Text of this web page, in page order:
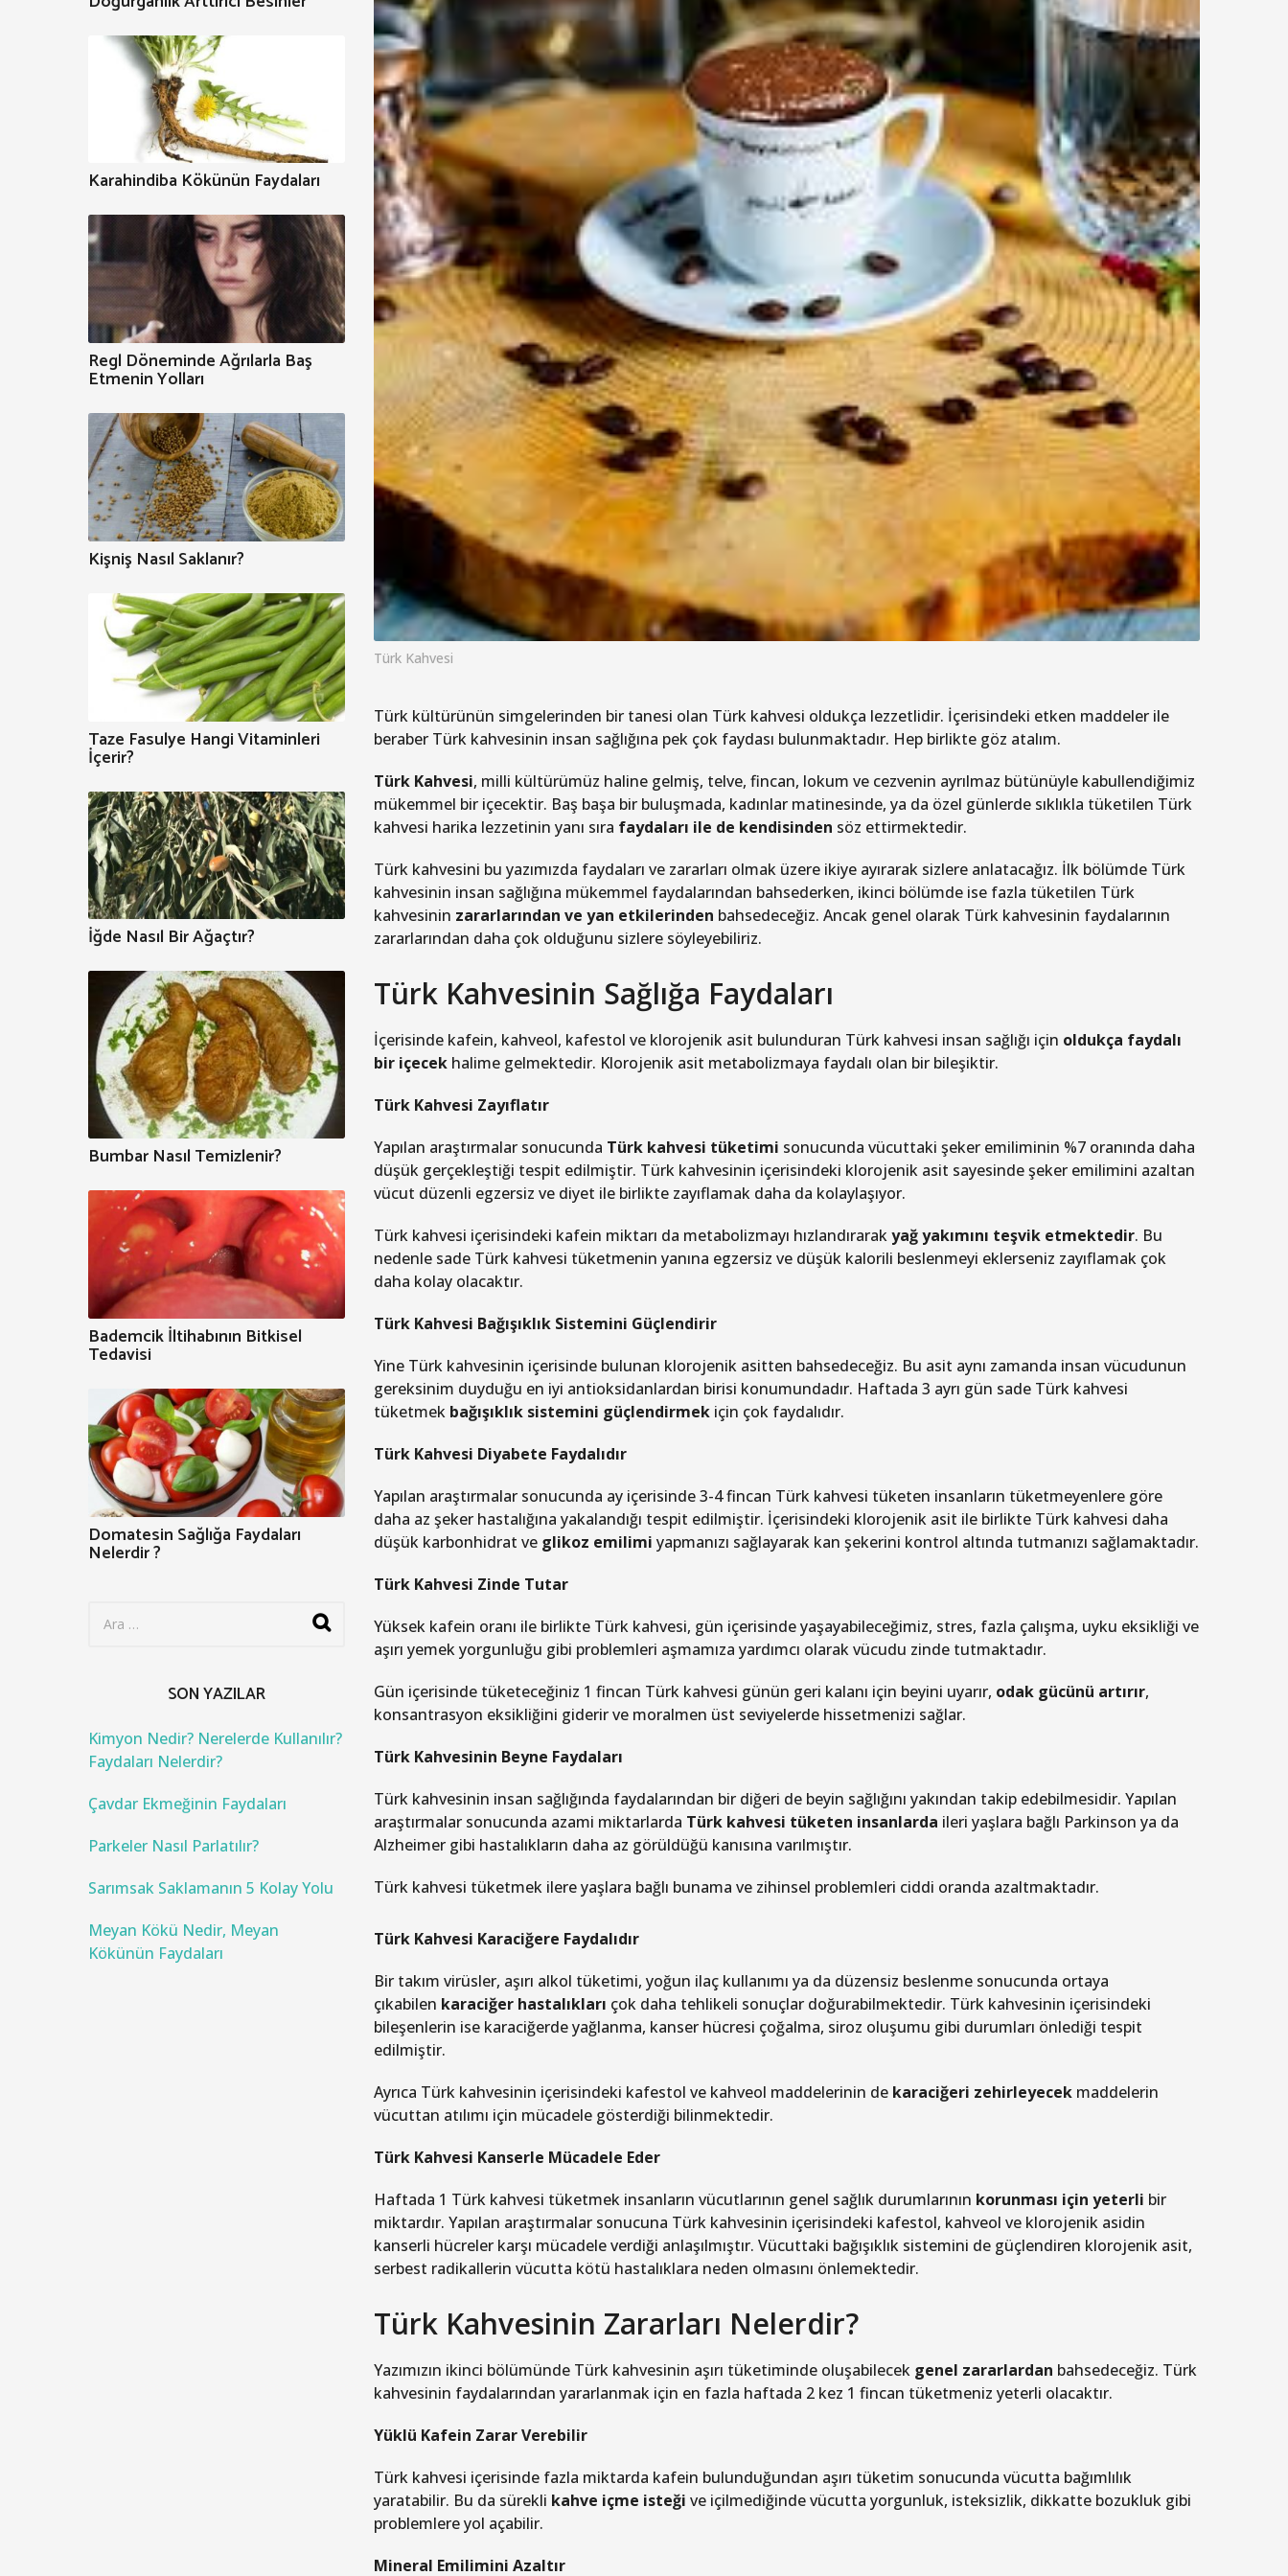
Türk Kahvesi
Türk kültürünün simgelerinden bir tanesi olan Türk kahvesi oldukça lezzetlidir. İçerisindeki etken maddeler ile
beraber Türk kahvesinin insan sağlığına pek çok faydası bulunmaktadır. Hep birlikte göz atalım.
Türk Kahvesi, milli kültürümüz haline gelmiş, telve, fincan, lokum ve cezvenin ayrılmaz bütünüyle kabullendiğimiz
mükemmel bir içecektir. Baş başa bir buluşmada, kadınlar matinesinde, ya da özel günlerde sıklıkla tüketilen Türk
kahvesi harika lezzetinin yanı sıra faydaları ile de kendisinden söz ettirmektedir.
Türk kahvesini bu yazımızda faydaları ve zararları olmak üzere ikiye ayırarak sizlere anlatacağız. İlk bölümde Türk
kahvesinin insan sağlığına mükemmel faydalarından bahsederken, ikinci bölümde ise fazla tüketilen Türk
kahvesinin zararlarından ve yan etkilerinden bahsedeceğiz. Ancak genel olarak Türk kahvesinin faydalarının
zararlarından daha çok olduğunu sizlere söyleyebiliriz.
Türk Kahvesinin Sağlığa Faydaları
İçerisinde kafein, kahveol, kafestol ve klorojenik asit bulunduran Türk kahvesi insan sağlığı için oldukça faydalı
bir içecekhalime gelmektedir. Klorojenik asit metabolizmaya faydalı olan bir bileşiktir.
Türk Kahvesi Zayıflatır
Yapılan araştırmalar sonucunda Türk kahvesi tüketimi sonucunda vücuttaki şeker emiliminin %7 oranında daha
düşük gerçekleştiği tespit edilmiştir. Türk kahvesinin içerisindeki klorojenik asit sayesinde şeker emilimini azaltan
vücut düzenli egzersiz ve diyet ile birlikte zayıflamak daha da kolaylaşıyor.
Türk kahvesi içerisindeki kafein miktarı da metabolizmayı hızlandırarakyağ yakımını teşvik etmektedir. Bu
nedenle sade Türk kahvesi tüketmenin yanına egzersiz ve düşük kalorili beslenmeyi eklerseniz zayıflamak çok
daha kolay olacaktır.
Türk Kahvesi Bağışıklık Sistemini Güçlendirir
Yine Türk kahvesinin içerisinde bulunan klorojenik asitten bahsedeceğiz. Bu asit aynı zamanda insan vücudunun
gereksinim duyduğu en iyi antioksidanlardan birisi konumundadır. Haftada 3 ayrı gün sade Türk kahvesi
tüketmek bağışıklık sistemini güçlendirmekiçin çok faydalıdır.
Türk Kahvesi Diyabete Faydalıdır
Yapılan araştırmalar sonucunda ay içerisinde 3-4 fincan Türk kahvesi tüketen insanların tüketmeyenlere göre
daha az şeker hastalığına yakalandığı tespit edilmiştir. İçerisindeki klorojenik asit ile birlikte Türk kahvesi daha
düşük karbonhidrat veglikoz emilimi yapmanızı sağlayarak kan şekerini kontrol altında tutmanızı sağlamaktadır.
Türk Kahvesi Zinde Tutar
Yüksek kafein oranı ile birlikte Türk kahvesi, gün içerisinde yaşayabileceğimiz, stres, fazla çalışma, uyku eksikliği ve
aşırı yemek yorgunluğu gibi problemleri aşmamıza yardımcı olarak vücudu zinde tutmaktadır.
Gün içerisinde tüketeceğiniz 1 fincan Türk kahvesi günün geri kalanı için beyini uyarır, odak gücünü artırır,
konsantrasyon eksikliğini giderir ve moralmen üst seviyelerde hissetmenizi sağlar.
Türk Kahvesinin Beyne Faydaları
Türk kahvesinin insan sağlığında faydalarından bir diğeri de beyin sağlığını yakından takip edebilmesidir. Yapılan
araştırmalar sonucunda azami miktarlarda Türk kahvesi tüketen insanlarda ileri yaşlara bağlı Parkinson ya da
Alzheimer gibi hastalıkların daha az görüldüğü kanısına varılmıştır.
Türk kahvesi tüketmek ilere yaşlara bağlı bunama ve zihinsel problemleri ciddi oranda azaltmaktadır.
Türk Kahvesi Karaciğere Faydalıdır
Bir takım virüsler, aşırı alkol tüketimi, yoğun ilaç kullanımı ya da düzensiz beslenme sonucunda ortaya
çıkabilen karaciğer hastalıkları çok daha tehlikeli sonuçlar doğurabilmektedir. Türk kahvesinin içerisindeki
bileşenlerin ise karaciğerde yağlanma, kanser hücresi çoğalma, siroz oluşumu gibi durumları önlediği tespit
edilmiştir.
Ayrıca Türk kahvesinin içerisindeki kafestol ve kahveol maddelerinin de karaciğeri zehirleyecekmaddelerin
vücuttan atılımı için mücadele gösterdiği bilinmektedir.
Türk Kahvesi Kanserle Mücadele Eder
Haftada 1 Türk kahvesi tüketmek insanların vücutlarının genel sağlık durumlarının korunması için yeterli bir
miktardır. Yapılan araştırmalar sonucuna Türk kahvesinin içerisindeki kafestol, kahveol ve klorojenik asidin
kanserli hücreler karşı mücadele verdiği anlaşılmıştır. Vücuttaki bağışıklık sistemini de güçlendiren klorojenik asit,
serbest radikallerin vücutta kötü hastalıklara neden olmasını önlemektedir.
Türk Kahvesinin Zararları Nelerdir?
Yazımızın ikinci bölümünde Türk kahvesinin aşırı tüketiminde oluşabilecekgenel zararlardan bahsedeceğiz. Türk
kahvesinin faydalarından yararlanmak için en fazla haftada 2 kez 1 fincan tüketmeniz yeterli olacaktır.
Yüklü Kafein Zarar Verebilir
Türk kahvesi içerisinde fazla miktarda kafein bulunduğundan aşırı tüketim sonucunda vücutta bağımlılık
yaratabilir. Bu da sürekli kahve içme isteği ve içilmediğinde vücutta yorgunluk, isteksizlik, dikkatte bozukluk gibi
problemlere yol açabilir.
Mineral Emilimini Azaltır
Karahindiba Kökünün Faydaları
Regl Döneminde Ağrılarla Baş
Etmenin Yolları
Kişniş Nasıl Saklanır?
Taze Fasulye Hangi Vitaminleri
İçerir?
İğde Nasıl Bir Ağaçtır?
Bumbar Nasıl Temizlenir?
Bademcik İltihabının Bitkisel
Tedavisi
Domatesin Sağlığa Faydaları
Nelerdir ?
o
r
SON YAZILAR
Kimyon Nedir? Nerelerde Kullanılır?
Faydaları Nelerdir?
Çavdar Ekmeğinin Faydaları
Parkeler Nasıl Parlatılır?
Sarımsak Saklamanın 5 Kolay Yolu
Meyan Kökü Nedir, Meyan
Kökünün Faydaları